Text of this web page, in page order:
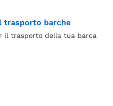
trasporto barche
il trasporto della tua barca